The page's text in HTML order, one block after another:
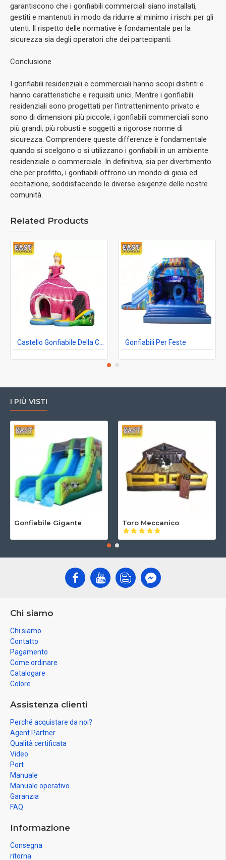
garantiscono che i gonfiabili commerciali siano installati,
gestiti e mantenuti in modo da ridurre al minimo i rischi per gli
utenti. Il rispetto delle normative è fondamentale per la
sicurezza sia degli operatori che dei partecipanti.
Conclusione
I gonfiabili residenziali e commerciali hanno scopi distinti e
hanno caratteristiche e requisiti unici. Mentre i gonfiabili
residenziali sono progettati per l’intrattenimento privato e
sono di dimensioni più piccole, i gonfiabili commerciali sono
più grandi, più robusti e soggetti a rigorose norme di
sicurezza. Comprendere queste differenze è fondamentale
quando si scelgono o si utilizzano i gonfiabili in un ambiente
residenziale o commerciale. In definitiva, sia per divertimento
che per profitto, i gonfiabili offrono un mondo di gioia ed
eccitazione, soddisfacendo le diverse esigenze delle nostre
comunità.
Related Products
Gonfiabili Per Feste
I PIÙ VISTI
Gonfiabile Gigante Toro Meccanico
Chi siamo
Chi siamo
Contatto
Pagamento
Come ordinare
Catalogare
Colore
Assistenza clienti
Perché acquistare da noi?
Agent Partner
Qualità certificata
Video
Port
Manuale
Manuale operativo
Garanzia
FAQ
Informazione
Consegna
ritorna